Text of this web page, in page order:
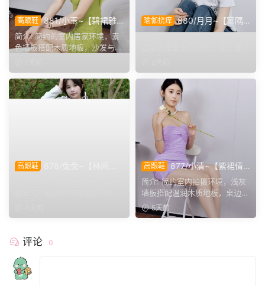
高跟鞋 881/小玉~【碧裙雅
姿】一室柔光衬绿裙，错落姿
态尽显温婉格调。
简介: 简约的室内居家环境，素
色墙板搭配木质地板，沙发与办
瑜伽挠痒 880/月月~【室隅
姿影】雅室定格多样姿态，记
高跟鞋 高跟鞋 877/小清~【紫裙倩
影】紫裙衬温婉，轻咳敛神
态，步履尽显优雅格调。
简介: 简约室内拍摄环境，浅灰
墙板搭配温润木质地板，桌边鲜
花点缀空间氛围。小清...
5天前
评论 0